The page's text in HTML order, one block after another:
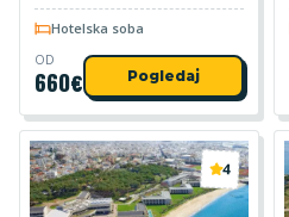
Hotelska soba
OD
660€ Pogledaj
4